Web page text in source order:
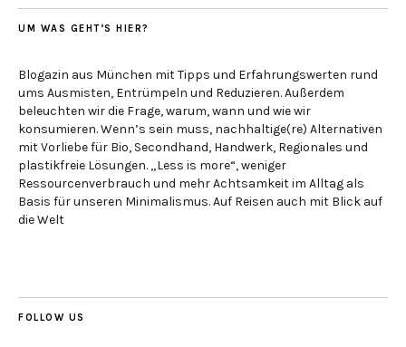
UM WAS GEHT’S HIER?
Blogazin aus München mit Tipps und Erfahrungswerten rund
ums Ausmisten, Entrümpeln und Reduzieren. Außerdem
beleuchten wir die Frage, warum, wann und wie wir
konsumieren. Wenn’s sein muss, nachhaltige(re) Alternativen
mit Vorliebe für Bio, Secondhand, Handwerk, Regionales und
plastikfreie Lösungen. „Less is more“, weniger
Ressourcenverbrauch und mehr Achtsamkeit im Alltag als
Basis für unseren Minimalismus. Auf Reisen auch mit Blick auf
die Welt
FOLLOW US